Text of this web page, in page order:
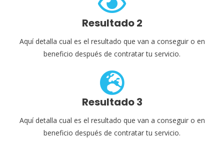
Resultado 2
Aquí detalla cual es el resultado que van a conseguir o en
beneficio después de contratar tu servicio.
Resultado 3
Aquí detalla cual es el resultado que van a conseguir o en
beneficio después de contratar tu servicio.